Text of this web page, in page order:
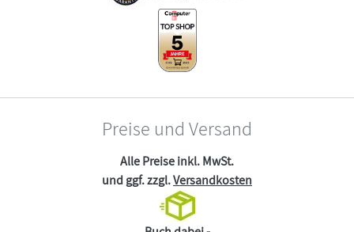
Preise und Versand
Alle Preise inkl. MwSt.
und ggf. zzgl.Versandkosten